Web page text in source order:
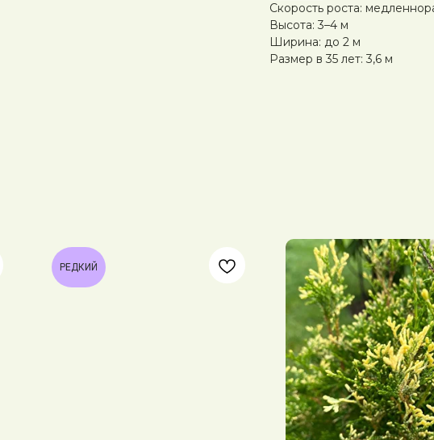
Скорость роста:
Высота: 3–4 м
Ширина: до 2 м
Размер в 35 лет: 3,6 м
РЕДКИЙ